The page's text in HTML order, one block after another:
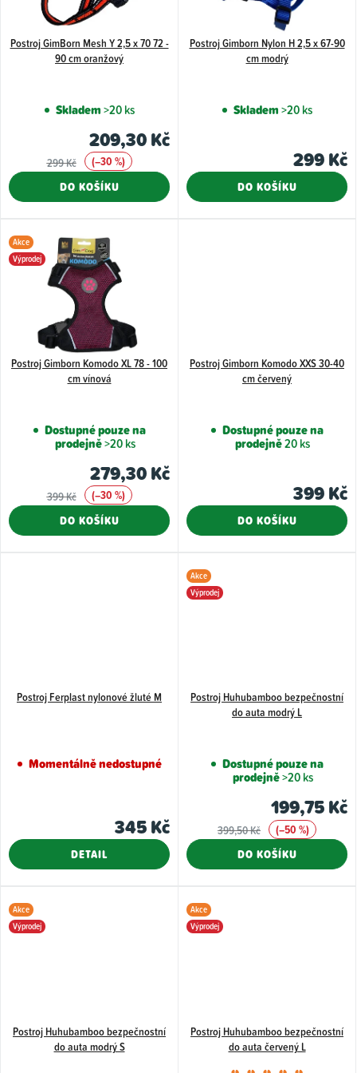
r
t
ů
Postroj GimBorn Mesh Y 2,5 x 70 72 -
90 cm oranžový
Skladem>20 ks
209,30 Kč
299 Kč
(–30 %)
DO KOŠÍKU
Postroj Gimborn Nylon H 2,5 x 67-90
cm modrý
Skladem>20 ks
299 Kč
DO KOŠÍKU
Akce
Výprodej
Postroj Gimborn Komodo XL 78 - 100
cm vínová
Dostupné pouze na
prodejně>20 ks
279,30 Kč
399 Kč
(–30 %)
DO KOŠÍKU
Postroj Gimborn Komodo XXS 30-40
cm červený
Dostupné pouze na
prodejně20 ks
399 Kč
DO KOŠÍKU
Postroj Ferplast nylonové žluté M
Momentálně nedostupné
345 Kč
DETAIL
Akce
Výprodej
Postroj Huhubamboo bezpečnostní
do auta modrý L
Dostupné pouze na
prodejně>20 ks
199,75 Kč
399,50 Kč
(–50 %)
DO KOŠÍKU
Akce
Výprodej
Postroj Huhubamboo bezpečnostní
do auta modrý S
Akce
Výprodej
Postroj Huhubamboo bezpečnostní
do auta červený L